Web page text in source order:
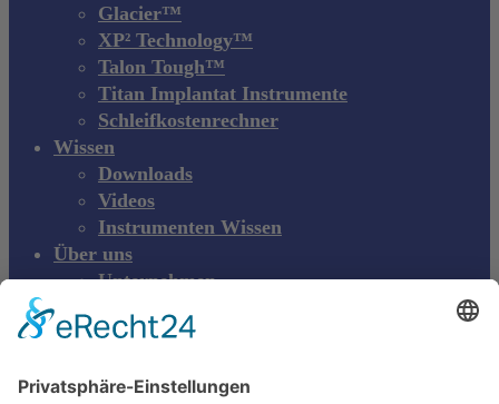
Glacier™
XP² Technology™
Talon Tough™
Titan Implantat Instrumente
Schleifkostenrechner
Wissen
Downloads
Videos
Instrumenten Wissen
Über uns
Unternehmen
Kontakt
DE